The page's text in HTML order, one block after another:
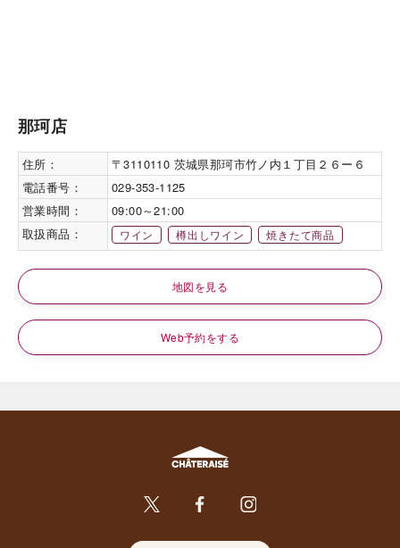
那珂店
住所：
〒3110110 茨城県那珂市竹ノ内１丁目２６ー６
電話番号：
029-353-1125
営業時間：
09:00～21:00
取扱商品：
ワイン 樽出しワイン 焼きたて商品
地図を見る
Web予約をする